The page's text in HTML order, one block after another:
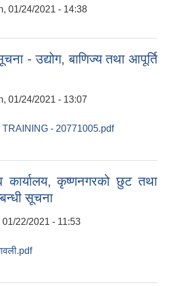
01/24/2021 - 14:38
- उद्योग, बाणिज्य तथा आपूर्ति
01/24/2021 - 13:07
TRAINING - 20771005.pdf
कार्यालय, कृष्णनगरको छुट तथा
सूचना
01/22/2021 - 11:53